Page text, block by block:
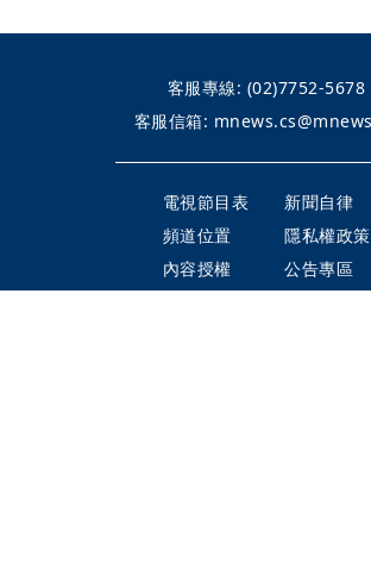
客服專線: (02)7752-5678
客服信箱:
電視節目表
新聞自律
頻道位置
隱私權政策
內容授權
公告專區